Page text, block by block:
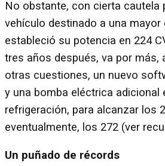
No obstante, con cierta cautela
vehículo destinado a una mayor
estableció su potencia en 224
tres años después, va por más,
otras cuestiones, un nuevo
y una bomba eléctrica adicional
refrigeración, para alcanzar los
eventualmente, los 272 (ver
Un puñado de récords